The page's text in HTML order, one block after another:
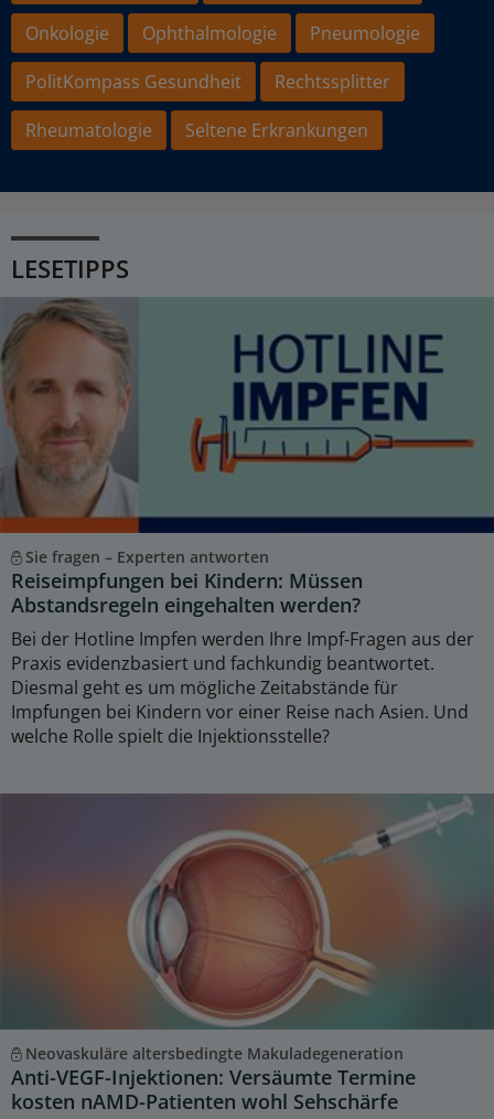
Onkologie
Ophthalmologie
Pneumologie
PolitKompass Gesundheit
Rechtssplitter
Rheumatologie
Seltene Erkrankungen
LESETIPPS
Sie fragen – Experten antworten
Reiseimpfungen bei Kindern: Müssen
Abstandsregeln eingehalten werden?
Bei der Hotline Impfen werden Ihre Impf-Fragen aus der
Praxis evidenzbasiert und fachkundig beantwortet.
Diesmal geht es um mögliche Zeitabstände für
Impfungen bei Kindern vor einer Reise nach Asien. Und
welche Rolle spielt die Injektionsstelle?
Neovaskuläre altersbedingte Makuladegeneration
Anti-VEGF-Injektionen: Versäumte Termine
kosten nAMD-Patienten wohl Sehschärfe